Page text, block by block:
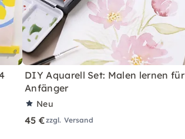
DIY Aquarell Set: Malen lernen für
Anfänger
Neu
45 €zzgl. Versand